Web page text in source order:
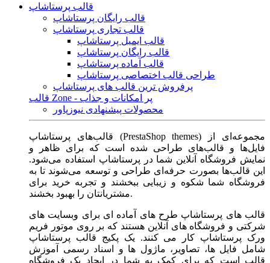
قالب پرستاشاپ
قالب رایگان پرستاشاپ
قالب تجاری پرستاشاپ
قالب ایمیل پرستاشاپ
قالب رایگان پرستاشاپ
قالب آماده پرستاشاپ
طراحی قالب اختصاصی پرستاشاپ
پرفروش ترین قالب های پرستاشاپ
قالب Zone - پر امکانات و جذاب
محصولات پیشنهادی نیوزپاور
قالب‌های پرستاشاپ (PrestaShop themes) مجموعه‌ای از
فایل‌ها و قالب‌های طراحی شده است که برای ظاهر و
نمایش فروشگاه آنلاین شما در پرستاشاپ استفاده می‌شود.
این قالب‌ها بصورت حرفه‌ای طراحی و توسعه می‌شوند تا به
فروشگاه شما شکوه و زیبایی ببخشند و تجربه خرید برای
مشتریانتان را بهبود بخشند.
قالب های پرستاشاپ طرح های آماده ای برای وبسایت های
شرکتی و فروشگاه های آنلاین هستند که بر روی موتور فریم
ورک پرستاشاپ کار می کنند. یک پکیج قالب پرستاشاپ
شامل فایل ها، تصاویر، ماژول ها و اسناد رسمی آموزش
قالب است که برای کمک به شما در ایجاد یک فروشگاه